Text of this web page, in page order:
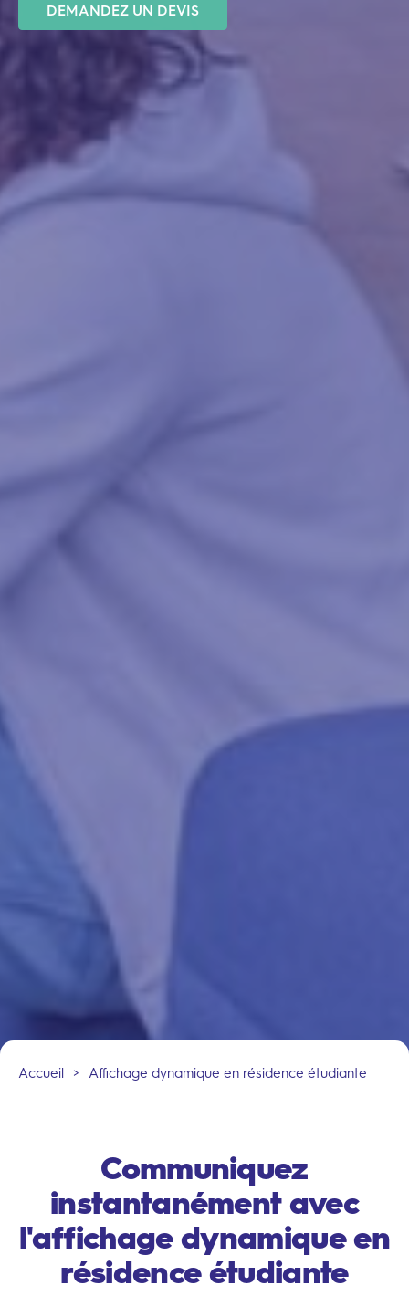
DEMANDEZ UN DEVIS
Accueil > Affichage dynamique en résidence étudiante
Communiquez
instantanément avec
l'affichage dynamique en
résidence étudiante